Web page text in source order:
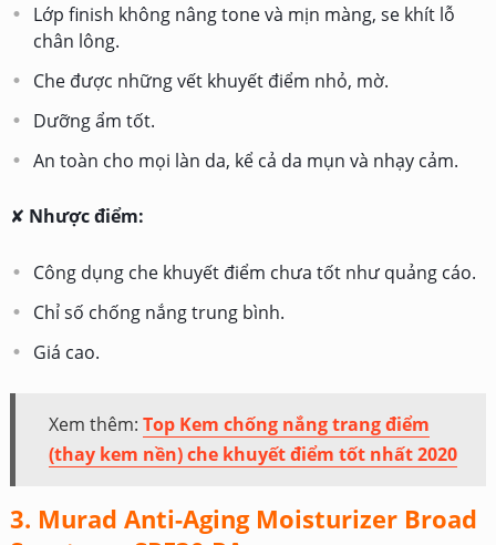
Lớp finish không nâng tone và mịn màng, se khít lỗ
chân lông.
Che được những vết khuyết điểm nhỏ, mờ.
Dưỡng ẩm tốt.
An toàn cho mọi làn da, kể cả da mụn và nhạy cảm.
✘ Nhược điểm:
Công dụng che khuyết điểm chưa tốt như quảng cáo.
Chỉ số chống nắng trung bình.
Giá cao.
Xem thêm: Top Kem chống nắng trang điểm
(thay kem nền) che khuyết điểm tốt nhất 2020
3. Murad Anti-Aging Moisturizer Broad